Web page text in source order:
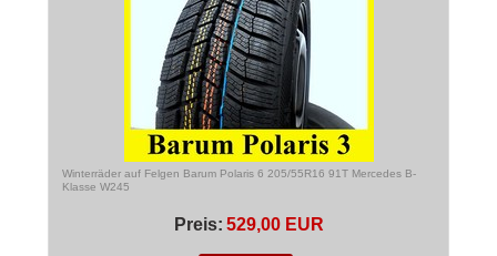
Winterräder auf Felgen Barum Polaris 6 205/55R16 91T Mercedes B-
Klasse W245
Preis: 529,00 EUR